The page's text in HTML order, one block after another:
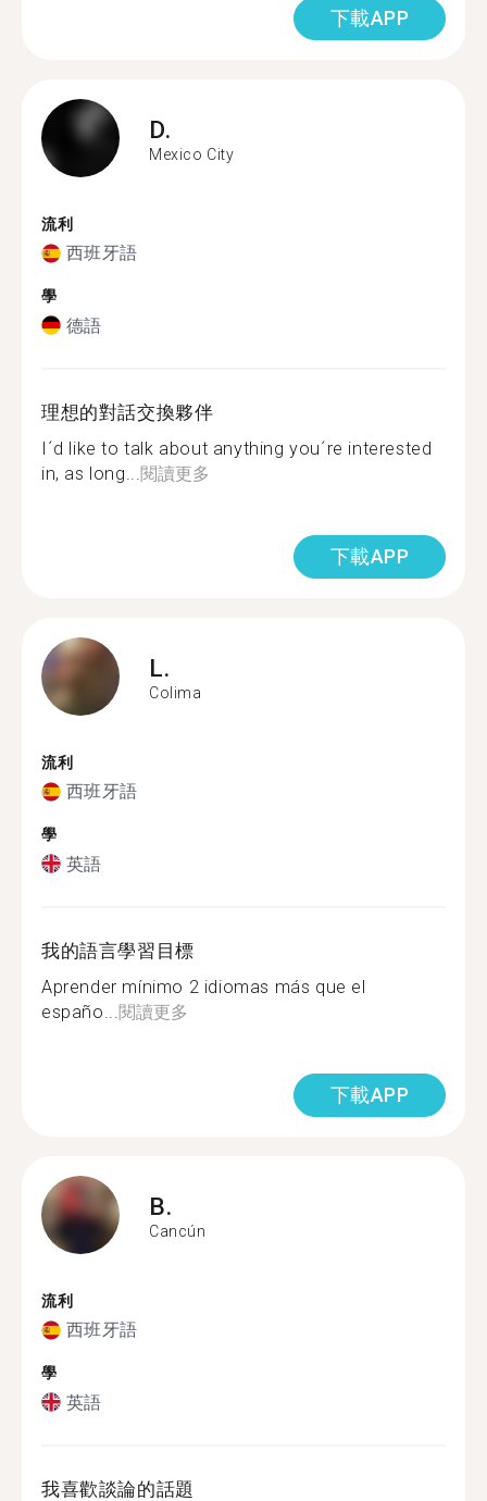
下載APP
D.
Mexico City
流利
西班牙語
學
德語
理想的對話交換夥伴
I´d like to talk about anything you´re interested
in, as long... 閱讀更多
下載APP
L.
Colima
流利
西班牙語
學
英語
我的語言學習目標
Aprender mínimo 2 idiomas más que el
españo... 閱讀更多
下載APP
B.
Cancún
流利
西班牙語
學
英語
我喜歡談論的話題